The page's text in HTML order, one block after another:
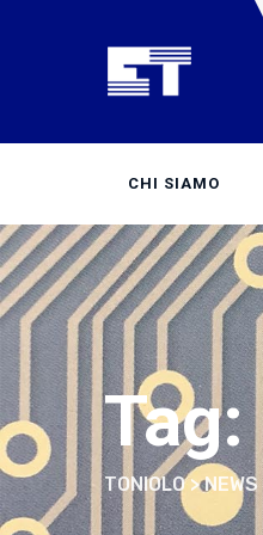
CHI SIAMO
TONIOLO>NEWS